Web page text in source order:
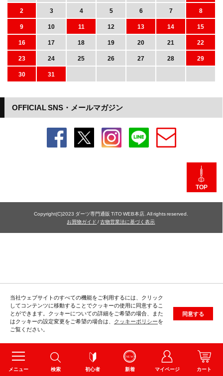
メニュー 検索 初心者 新着 マイページ カート
当社ウェブサイトのすべての機能をご利用するには、クリック
してコンテンツに移動することでクッキーの使用に同意するこ
とができます。クッキーについての詳細をご希望の場合、また
はクッキーの設定変更をご希望の場合は、 クッキーポリシーを
ご覧ください。
同意する
OFFICIAL SNS・メールマガジン
2
3 4 5 6 7
8
9
10 11 12 13 14
15
16
17 18 19 20 21
22
23
24 25 26 27 28
29
30
31
TOP
Copyright(C)2023 ダーツ専門通販 TiTO WEB本店. All rights reserved.
お買物ガイド /古物営業法に基づく表示